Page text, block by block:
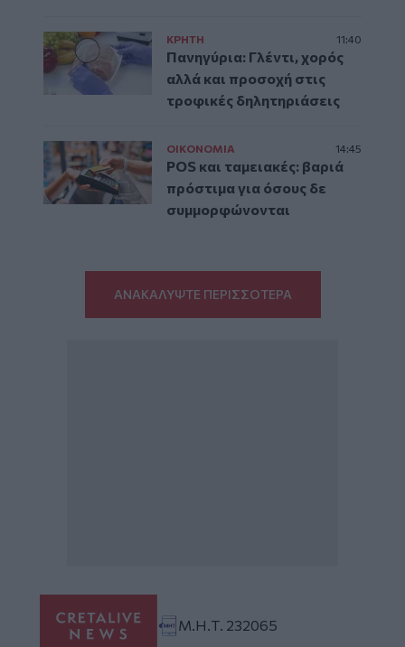
ΚΡΗΤΗ 11:40
Πανηγύρια: Γλέντι, χορός
αλλά και προσοχή στις
τροφικές δηλητηριάσεις
ΟΙΚΟΝΟΜΙΑ 14:45
POS και ταμειακές: βαριά
πρόστιμα για όσους δε
συμμορφώνονται
ΑΝΑΚΑΛΥΨΤΕ ΠΕΡΙΣΣΟΤΕΡΑ
Μ.Η.Τ. 232065